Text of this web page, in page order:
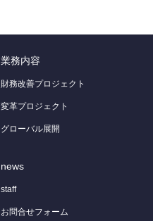
業務内容
財務改善プロジェクト
変革プロジェクト
グローバル展開
news
staff
お問合せフォーム